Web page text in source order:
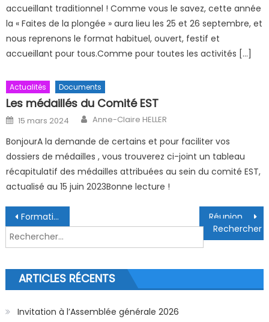
accueillant traditionnel ! Comme vous le savez, cette année
la « Faites de la plongée » aura lieu les 25 et 26 septembre, et
nous reprenons le format habituel, ouvert, festif et
accueillant pour tous.Comme pour toutes les activités […]
Actualités Documents
Les médaillés du Comité EST
Posted on
15 mars 2024 Author
Anne-Claire HELLER
BonjourA la demande de certains et pour faciliter vos
dossiers de médailles , vous trouverez ci-joint un tableau
récapitulatif des médailles attribuées au sein du comité EST,
actualisé au 15 juin 2023Bonne lecture !
Navigation de l’article
Formation juge 1er degré apnée
Rechercher :
ARTICLES RÉCENTS
Invitation à l’Assemblée générale 2026